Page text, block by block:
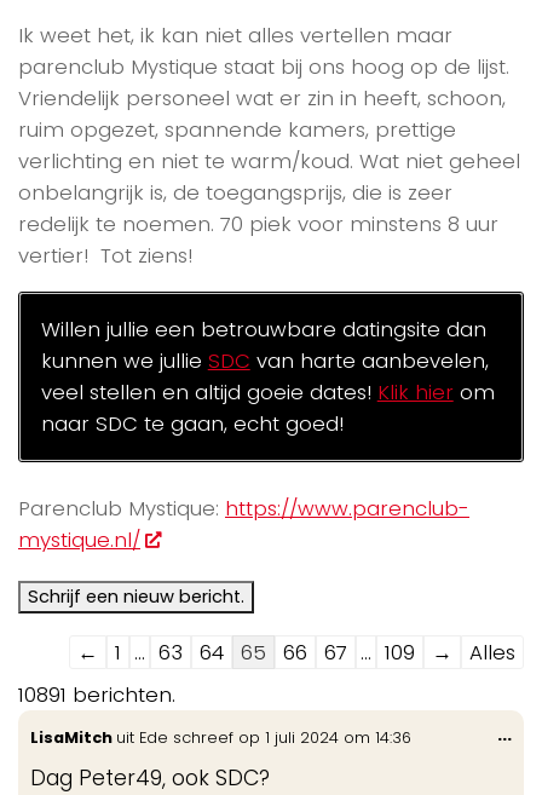
Ik weet het, ik kan niet alles vertellen maar
parenclub Mystique staat bij ons hoog op de lijst.
Vriendelijk personeel wat er zin in heeft, schoon,
ruim opgezet, spannende kamers, prettige
verlichting en niet te warm/koud. Wat niet geheel
onbelangrijk is, de toegangsprijs, die is zeer
redelijk te noemen. 70 piek voor minstens 8 uur
vertier! Tot ziens!
Willen jullie een betrouwbare datingsite dan
kunnen we jullie SDC van harte aanbevelen,
veel stellen en altijd goeie dates! Klik hierom
naar SDC te gaan, echt goed!
Parenclub Mystique: https://www.parenclub-
mystique.nl/
Navigatie
door
de
gastenboek-
lijst
← 1 ... 63 64 65 66 67 ... 109 →
Alles
10891 berichten.
LisaMitch uit Ede schreef op 1 juli 2024 om 14:36
Dag Peter49, ook SDC?
...